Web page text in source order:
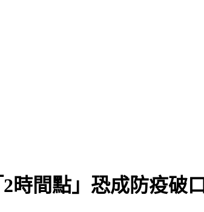
間點」恐成防疫破口